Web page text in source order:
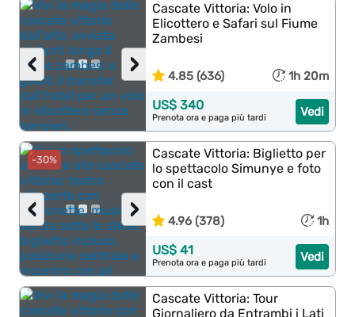
›
‹
Cascate Vittoria: Volo in
Elicottero e Safari sul Fiume
Zambesi
4.85 (636) 1h 20m
Vedi
US$ 340
Prenota ora e paga più tardi
-30%
›
‹
Cascate Vittoria: Biglietto per
lo spettacolo Simunye e foto
con il cast
4.96 (378) 1h
Vedi
US$ 41
Prenota ora e paga più tardi
Cascate Vittoria: Tour
Giornaliero da Entrambi i Lati